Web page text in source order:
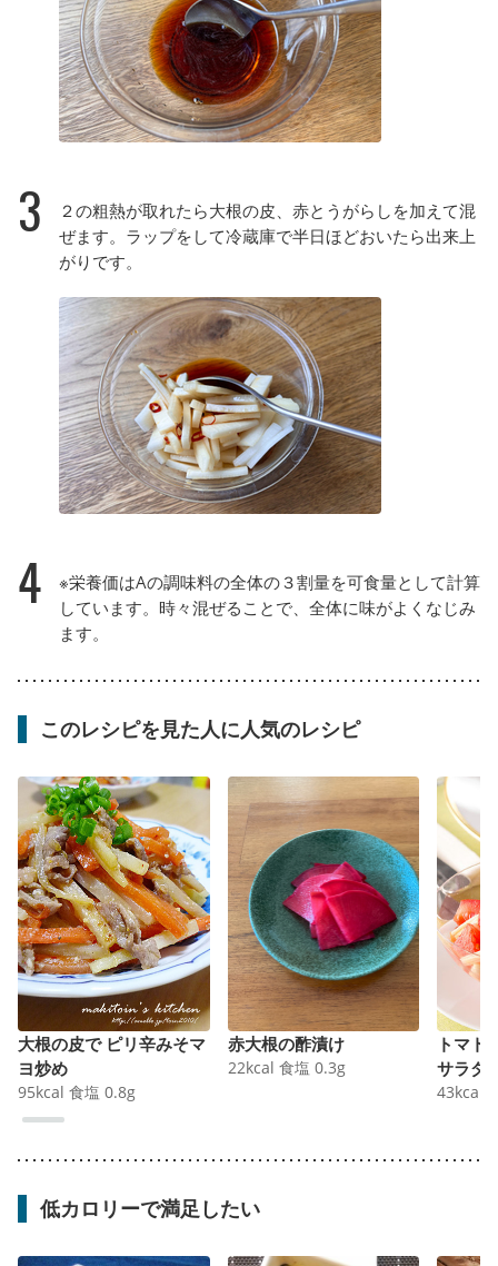
3
２の粗熱が取れたら大根の皮、赤とうがらしを加えて混
ぜます。ラップをして冷蔵庫で半日ほどおいたら出来上
がりです。
4
※栄養価はAの調味料の全体の３割量を可食量として計算
しています。時々混ぜることで、全体に味がよくなじみ
ます。
このレシピを見た人に人気のレシピ
大根の皮で ピリ辛みそマ
ヨ炒め
95kcal 食塩 0.8g
赤大根の酢漬け
22kcal 食塩 0.3g
トマト
サラダ
43kcal
低カロリーで満足したい